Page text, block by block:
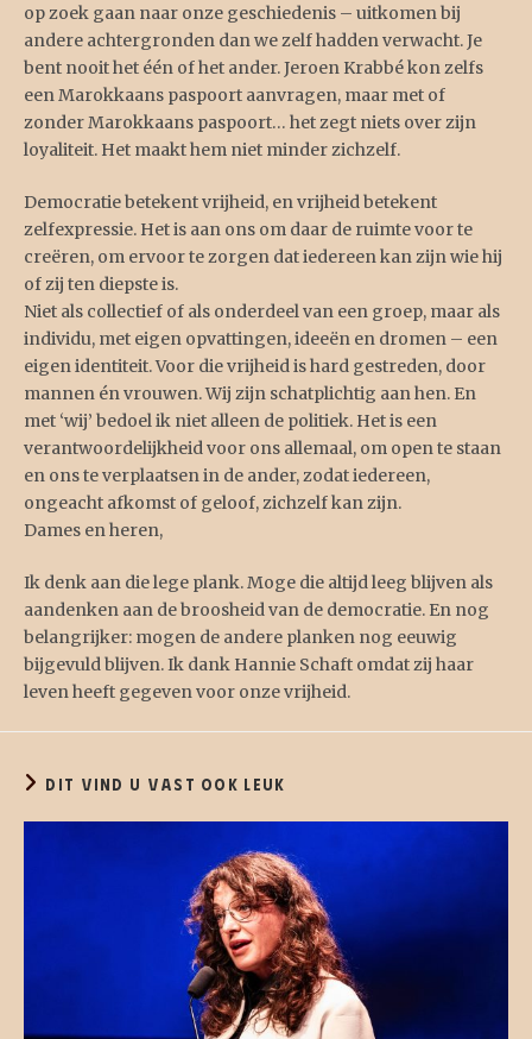
op zoek gaan naar onze geschiedenis – uitkomen bij
andere achtergronden dan we zelf hadden verwacht. Je
bent nooit het één of het ander. Jeroen Krabbé kon zelfs
een Marokkaans paspoort aanvragen, maar met of
zonder Marokkaans paspoort… het zegt niets over zijn
loyaliteit. Het maakt hem niet minder zichzelf.
Democratie betekent vrijheid, en vrijheid betekent
zelfexpressie. Het is aan ons om daar de ruimte voor te
creëren, om ervoor te zorgen dat iedereen kan zijn wie hij
of zij ten diepste is.
Niet als collectief of als onderdeel van een groep, maar als
individu, met eigen opvattingen, ideeën en dromen – een
eigen identiteit. Voor die vrijheid is hard gestreden, door
mannen én vrouwen. Wij zijn schatplichtig aan hen. En
met ‘wij’ bedoel ik niet alleen de politiek. Het is een
verantwoordelijkheid voor ons allemaal, om open te staan
en ons te verplaatsen in de ander, zodat iedereen,
ongeacht afkomst of geloof, zichzelf kan zijn.
Dames en heren,
Ik denk aan die lege plank. Moge die altijd leeg blijven als
aandenken aan de broosheid van de democratie. En nog
belangrijker: mogen de andere planken nog eeuwig
bijgevuld blijven. Ik dank Hannie Schaft omdat zij haar
leven heeft gegeven voor onze vrijheid.
DIT VIND U VAST OOK LEUK